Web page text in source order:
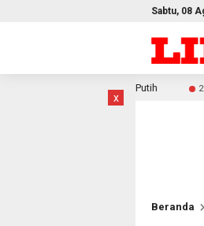
Sabtu, 08
x
29 menit lalu Polwan Run
Beranda